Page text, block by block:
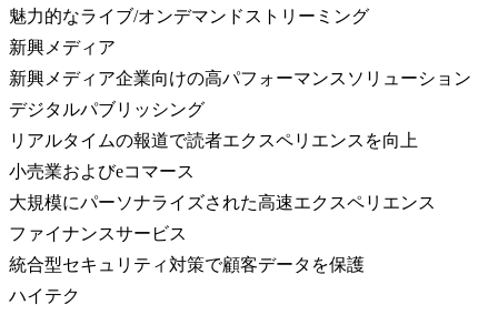
魅力的なライブ/オンデマンドストリーミング
新興メディア
新興メディア企業向けの高パフォーマンスソリューション
デジタルパブリッシング
リアルタイムの報道で読者エクスペリエンスを向上
小売業およびeコマース
大規模にパーソナライズされた高速エクスペリエンス
ファイナンスサービス
統合型セキュリティ対策で顧客データを保護
ハイテク